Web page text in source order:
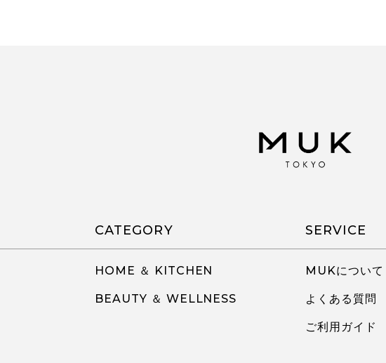
CATEGORY
HOME ＆ KITCHEN
BEAUTY ＆ WELLNESS
SERVICE
MUKについて
よくある質問
ご利用ガイド